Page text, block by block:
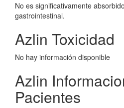
No es significativamente
gastrointestinal.
Azlin Toxicidad
No hay información disponible
Azlin
Pacientes